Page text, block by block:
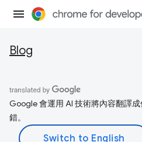
Blog
Google 會運用 AI 技術將內容翻譯
錯。